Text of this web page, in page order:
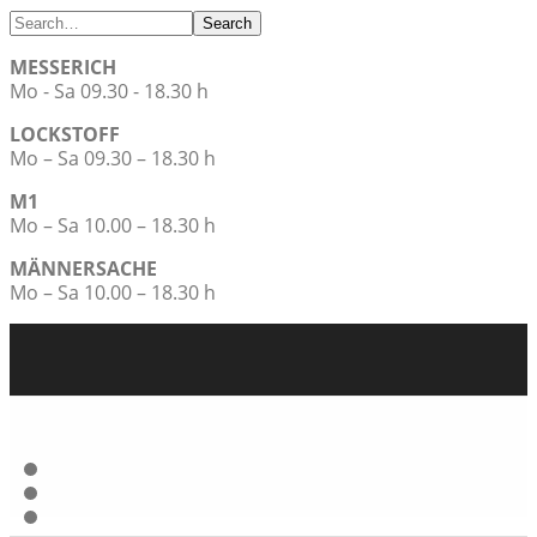
Search
MESSERICH
Mo - Sa 09.30 - 18.30 h
LOCKSTOFF
Mo – Sa 09.30 – 18.30 h
M1
Mo – Sa 10.00 – 18.30 h
MÄNNERSACHE
Mo – Sa 10.00 – 18.30 h